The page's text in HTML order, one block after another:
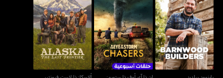
بارنوود بيلدرز
إن ذا آي أوف ذا ستورم:
تشايسرز
ألاسكا: ذا لاست فرونتير